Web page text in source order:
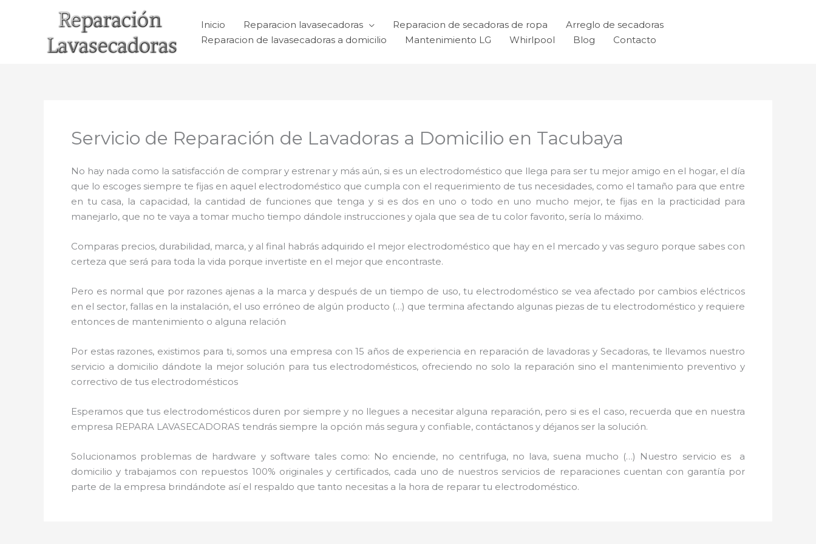
Inicio Reparacion lavasecadoras Reparacion de secadoras de ropa
Arreglo de secadoras
Reparacion de lavasecadoras a domicilio
Mantenimiento LG Whirlpool Blog Contacto
Servicio de Reparación de Lavadoras a Domicilio en Tacubaya
No hay nada como la satisfacción de comprar y estrenar y más aún, si es un electrodoméstico que llega para ser tu mejor amigo en el hogar, el día
que lo escoges siempre te fijas en aquel electrodoméstico que cumpla con el requerimiento de tus necesidades, como el tamaño para que entre
en tu casa, la capacidad, la cantidad de funciones que tenga y si es dos en uno o todo en uno mucho mejor, te fijas en la practicidad para
manejarlo, que no te vaya a tomar mucho tiempo dándole instrucciones y ojala que sea de tu color favorito, sería lo máximo.
Comparas precios, durabilidad, marca, y al final habrás adquirido el mejor electrodoméstico que hay en el mercado y vas seguro porque sabes con
certeza que será para toda la vida porque invertiste en el mejor que encontraste.
Pero es normal que por razones ajenas a la marca y después de un tiempo de uso, tu electrodoméstico se vea afectado por cambios eléctricos
en el sector, fallas en la instalación, el uso erróneo de algún producto (…) que termina afectando algunas piezas de tu electrodoméstico y requiere
entonces de mantenimiento o alguna relación
Por estas razones, existimos para ti, somos una empresa con 15 años de experiencia en reparación de lavadoras y Secadoras, te llevamos nuestro
servicio a domicilio dándote la mejor solución para tus electrodomésticos, ofreciendo no solo la reparación sino el mantenimiento preventivo y
correctivo de tus electrodomésticos
Esperamos que tus electrodomésticos duren por siempre y no llegues a necesitar alguna reparación, pero si es el caso, recuerda que en nuestra
empresa REPARA LAVASECADORAS tendrás siempre la opción más segura y confiable, contáctanos y déjanos ser la solución.
Solucionamos problemas de hardware y software tales como: No enciende, no centrifuga, no lava, suena mucho (…) Nuestro servicio es a
domicilio y trabajamos con repuestos 100% originales y certificados, cada uno de nuestros servicios de reparaciones cuentan con garantía por
parte de la empresa brindándote así el respaldo que tanto necesitas a la hora de reparar tu electrodoméstico.